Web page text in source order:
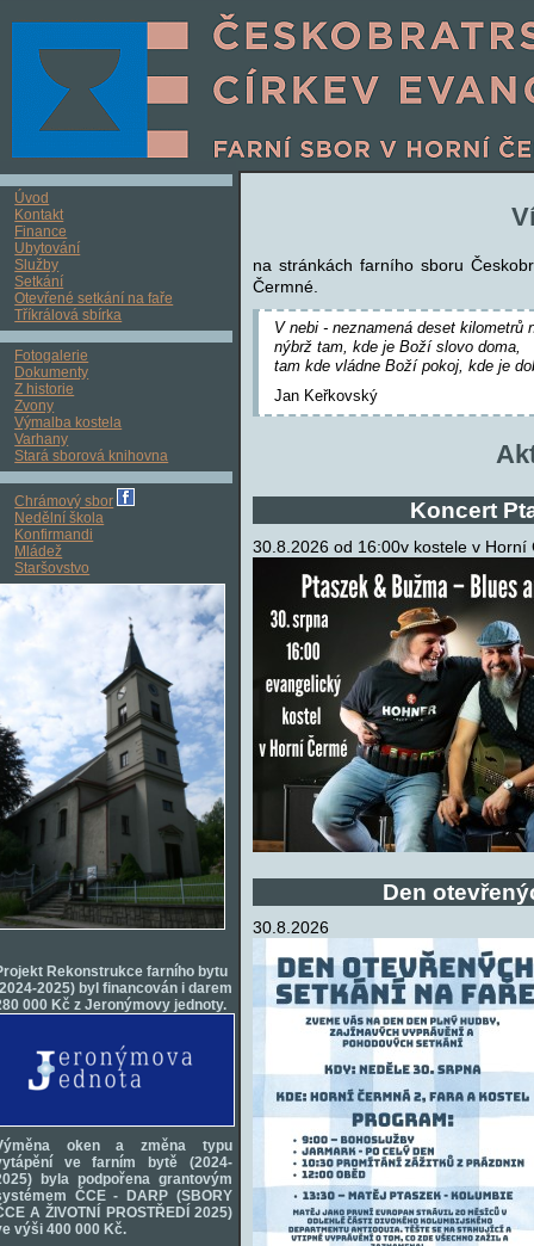
Úvod
Kontakt
Finance
Ubytování
Služby
Setkání
Otevřené setkání na faře
Tříkrálová sbírka
Fotogalerie
Dokumenty
Z historie
Zvony
Výmalba kostela
Varhany
Stará sborová knihovna
Chrámový sbor
Nedělní škola
Konfirmandi
Mládež
Staršovstvo
Rekonstrukce farního bytu
2025) byl financován i darem
000 Kč z Jeronýmovy jednoty.
oken a změna typu
ve farním bytě (2024-
byla podpořena grantovým
ČCE - DARP (SBORY
A ŽIVOTNÍ PROSTŘEDÍ 2025)
výši 400 000 Kč.
na stránkách farního sboru
Čermné.
V nebi - neznamená deset kilometrů
nýbrž tam, kde je Boží slovo doma,
tam kde vládne Boží pokoj, kde je
Jan Keřkovský
Koncert
30.8.2026 od 16:00v kostele v Horní
Den
30.8.2026